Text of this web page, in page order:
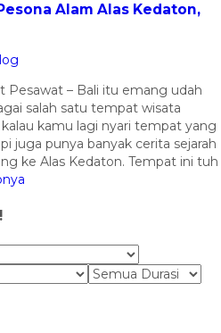
Alam Alas Kedaton,
Pesawat – Bali itu emang udah
salah satu tempat wisata
kamu lagi nyari tempat yang
juga punya banyak cerita sejarah
ke Alas Kedaton. Tempat ini tuh